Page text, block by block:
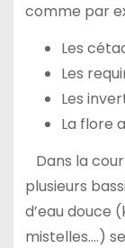
comme par
Les
Les
Les
La flore
Dans la
plusieurs
d’eau douce
mistelles….)